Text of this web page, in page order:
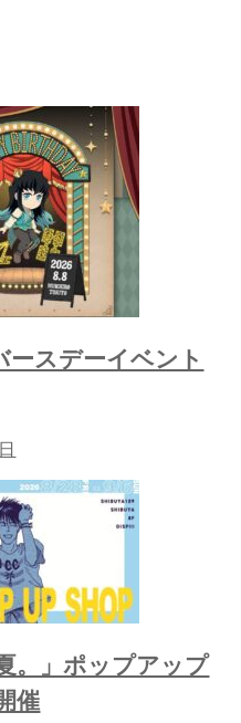
ースデーイベント
。」ポップアップ
催